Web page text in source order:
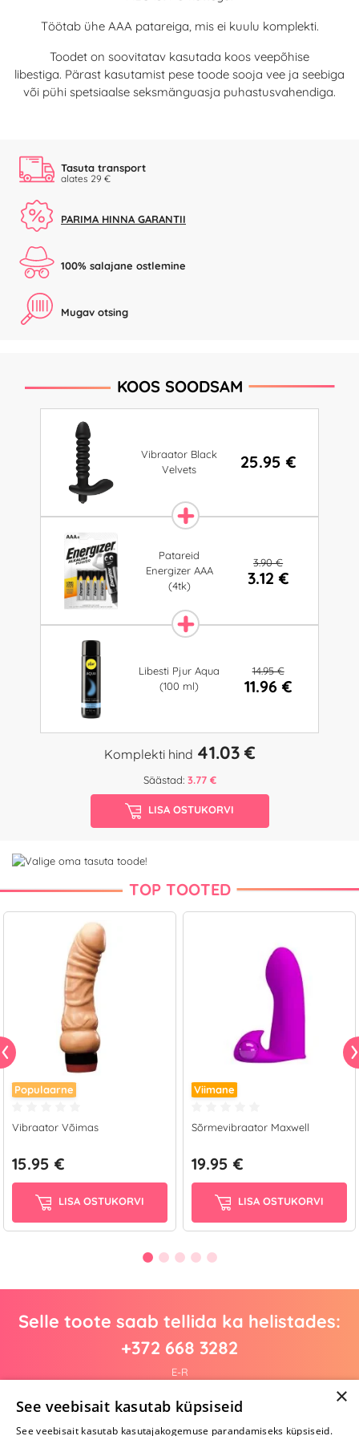
Töötab ühe AAA patareiga, mis ei kuulu komplekti.
Toodet on soovitatav kasutada koos veepõhise
libestiga. Pärast kasutamist pese toode sooja vee ja seebiga
või pühi spetsiaalse seksmänguasja puhastusvahendiga.
Tasuta transport
alates 29 €
PARIMA HINNA GARANTII
100% salajane ostlemine
Mugav otsing
KOOS SOODSAM
Vibraator Black
Velvets
25.95 €
Patareid
Energizer AAA
(4tk)
3.90 €
3.12 €
Libesti Pjur Aqua
(100 ml)
14.95 €
11.96 €
Komplekti hind 41.03 €
Säästad: 3.77 €
LISA OSTUKORVI
TOP TOOTED
Populaarne
Vibraator Võimas
15.95 €
LISA OSTUKORVI
Viimane
Sõrmevibraator Maxwell
19.95 €
LISA OSTUKORVI
Selle toote saab tellida ka helistades:
+372 668 3282
E-R
Arvustusi veel pole
×
See veebisait kasutab küpsiseid
See veebisait kasutab kasutajakogemuse parandamiseks küpsiseid.